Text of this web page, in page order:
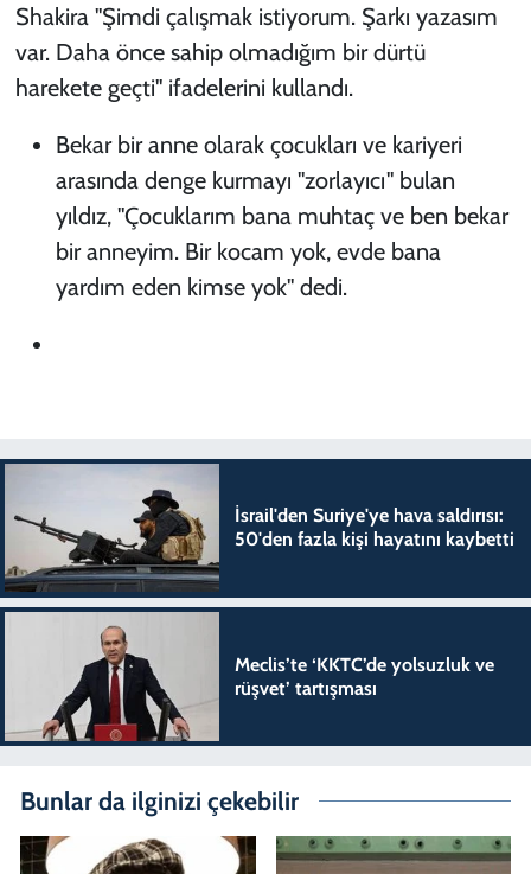
Shakira "Şimdi çalışmak istiyorum. Şarkı yazasım
var. Daha önce sahip olmadığım bir dürtü
harekete geçti" ifadelerini kullandı.
Bekar bir anne olarak çocukları ve kariyeri
arasında denge kurmayı "zorlayıcı" bulan
yıldız, "Çocuklarım bana muhtaç ve ben bekar
bir anneyim. Bir kocam yok, evde bana
yardım eden kimse yok" dedi.
İsrail'den Suriye'ye hava saldırısı:
50'den fazla kişi hayatını kaybetti
Meclis’te ‘KKTC’de yolsuzluk ve
rüşvet’ tartışması
Bunlar da ilginizi çekebilir